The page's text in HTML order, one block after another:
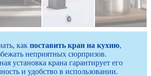
как поставить кран на кухню,
неприятных сюрпризов.
установка крана гарантирует его
и удобство в использовании.